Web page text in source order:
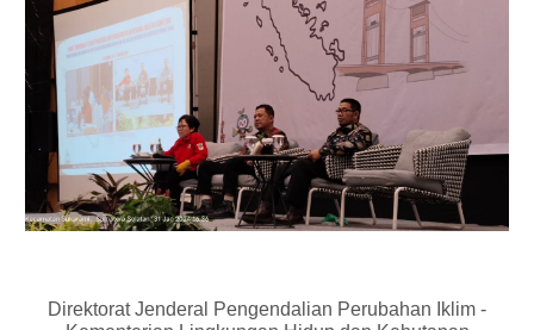
Direktorat Jenderal Pengendalian Perubahan Iklim -